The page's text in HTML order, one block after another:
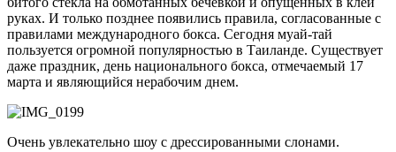
руках. И только позднее появились правила, согласованные с
правилами международного бокса. Сегодня муай-тай
пользуется огромной популярностью в Таиланде. Существует
даже праздник, день национального бокса, отмечаемый 17
марта и являющийся нерабочим днем.
Очень увлекательно шоу с дрессированными слонами.